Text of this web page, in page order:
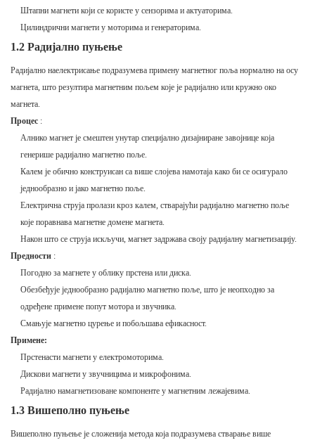
Штапни магнети који се користе у сензорима и актуаторима.
Цилиндрични магнети у моторима и генераторима.
1.2 Радијално пуњење
Радијално наелектрисање подразумева примену магнетног поља нормално на осу
магнета, што резултира магнетним пољем које је радијално или кружно око
магнета.
Процес :
Алнико магнет је смештен унутар специјално дизајниране завојнице која
генерише радијално магнетно поље.
Калем је обично конструисан са више слојева намотаја како би се осигурало
једнообразно и јако магнетно поље.
Електрична струја пролази кроз калем, стварајући радијално магнетно поље
које поравнава магнетне домене магнета.
Након што се струја искључи, магнет задржава своју радијалну магнетизацију.
Предности :
Погодно за магнете у облику прстена или диска.
Обезбеђује једнообразно радијално магнетно поље, што је неопходно за
одређене примене попут мотора и звучника.
Смањује магнетно цурење и побољшава ефикасност.
Примене:
Прстенасти магнети у електромоторима.
Дискови магнети у звучницима и микрофонима.
Радијално намагнетизоване компоненте у магнетним лежајевима.
1.3 Вишеполно пуњење
Вишеполно пуњење је сложенија метода која подразумева стварање више